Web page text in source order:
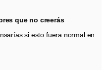
que no creerás
si esto fuera normal en